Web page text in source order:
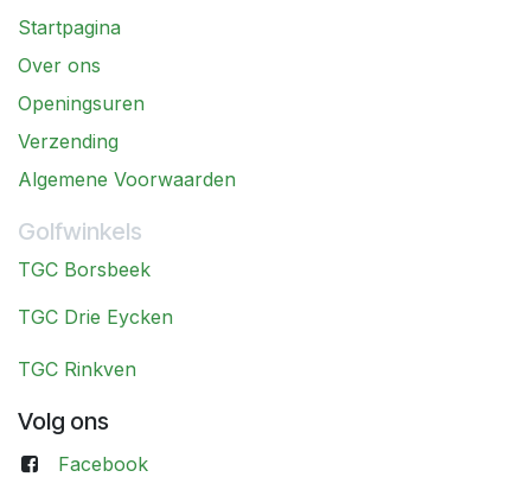
Startpagina
Over ons
Openingsuren
Verzending
Algemene Voorwaarden
Golfwinkels
TGC Borsbeek
TGC Drie Eycken
TGC Rinkven
Volg ons
Facebook